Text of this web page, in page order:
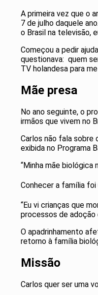
A primeira vez que o
7 de julho daquele
o Brasil na televisão,
Começou a pedir
questionava: quem
TV holandesa para
Mãe presa
No ano seguinte, o
irmãos que vivem no
Carlos não fala sobre
exibida no Programa
“Minha mãe biológica
Conhecer a família
“Eu vi crianças que
processos de adoção
O apadrinhamento
retorno à família
Missão
Carlos quer ser uma